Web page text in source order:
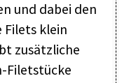
und dabei den
Filets klein
zusätzliche
Filetstücke